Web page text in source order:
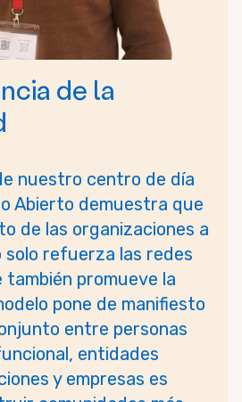
de la
nuestro centro de día
Abierto demuestra que
de las organizaciones a
solo refuerza las redes
también promueve la
pone de manifiesto
entre personas
entidades
y empresas es